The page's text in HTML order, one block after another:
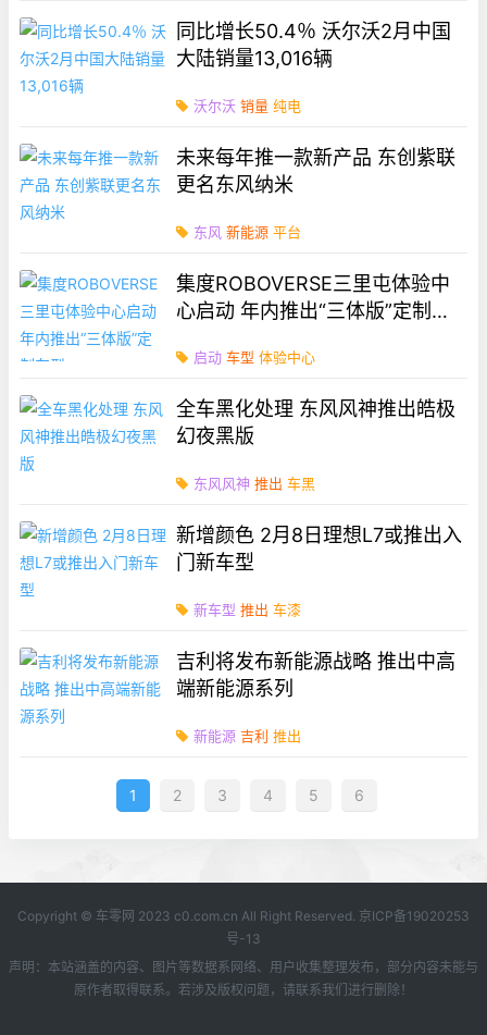
同比增长50.4％ 沃尔沃2月中国
大陆销量13,016辆
沃尔沃 销量 纯电
未来每年推一款新产品 东创紫联
更名东风纳米
东风 新能源 平台
集度ROBOVERSE三里屯体验中
心启动 年内推出“三体版”定制车
启动 车型 体验中心
全车黑化处理 东风风神推出皓极
幻夜黑版
东风风神 推出 车黑
新增颜色 2月8日理想L7或推出入
门新车型
新车型 推出 车漆
吉利将发布新能源战略 推出中高
端新能源系列
新能源 吉利 推出
1 2 3 4 5 6
Copyright © 车零网 2023 c0.com.cn All Right Reserved. 京ICP备19020253
号-13
声明：本站涵盖的内容、图片等数据系网络、用户收集整理发布，部分内容未能与
原作者取得联系。若涉及版权问题，请联系我们进行删除！